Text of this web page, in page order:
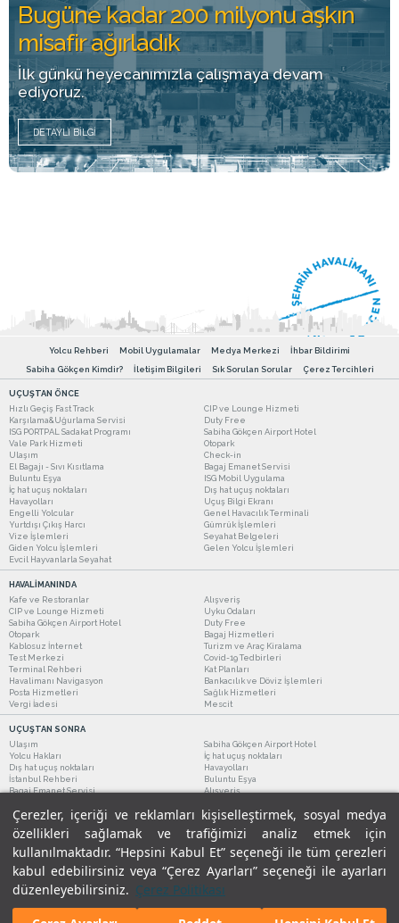
Çerezler, içeriği ve reklamları kişiselleştirmek, sosyal medya
özellikleri sağlamak ve trafiğimizi analiz etmek için
kullanılmaktadır. “Hepsini Kabul Et” seçeneği ile tüm çerezleri
kabul edebilirsiniz veya “Çerez Ayarları” seçeneği ile ayarları
düzenleyebilirsiniz. Çerez Politikası
Bugüne kadar 200 milyonu aşkın
misafir ağırladık
İlk günkü heyecanımızla çalışmaya devam
ediyoruz.
DETAYLI BILGI
Yolcu Rehberi Mobil Uygulamalar Medya Merkezi
İhbar Bildirimi
Sabiha Gökçen Kimdir?
İletişim Bilgileri Sık Sorulan Sorular Çerez Tercihleri
UÇUŞTAN ÖNCE
Hızlı Geçiş Fast Track
CIP ve Lounge Hizmeti
Karşılama&Uğurlama Servisi
Duty Free
ISG PORTPAL Sadakat Programı
Sabiha Gökçen Airport Hotel
Vale Park Hizmeti
Otopark
Ulaşım
Check-in
El Bagajı - Sıvı Kısıtlama
Bagaj Emanet Servisi
Buluntu Eşya
ISG Mobil Uygulama
İç hat uçuş noktaları
Dış hat uçuş noktaları
Havayolları
Uçuş Bilgi Ekranı
Engelli Yolcular
Genel Havacılık Terminali
Yurtdışı Çıkış Harcı
Gümrük İşlemleri
Vize İşlemleri
Seyahat Belgeleri
Giden Yolcu İşlemleri
Gelen Yolcu İşlemleri
Evcil Hayvanlarla Seyahat
HAVALİMANINDA
Kafe ve Restoranlar
Alışveriş
CIP ve Lounge Hizmeti
Uyku Odaları
Sabiha Gökçen Airport Hotel
Duty Free
Otopark
Bagaj Hizmetleri
Kablosuz İnternet
Turizm ve Araç Kiralama
Test Merkezi
Covid-19 Tedbirleri
Terminal Rehberi
Kat Planları
Havalimanı Navigasyon
Bankacılık ve Döviz İşlemleri
Posta Hizmetleri
Sağlık Hizmetleri
Vergi İadesi
Mescit
UÇUŞTAN SONRA
Ulaşım
Sabiha Gökçen Airport Hotel
Yolcu Hakları
İç hat uçuş noktaları
Dış hat uçuş noktaları
Havayolları
İstanbul Rehberi
Buluntu Eşya
Bagaj Emanet Servisi
Alışveriş